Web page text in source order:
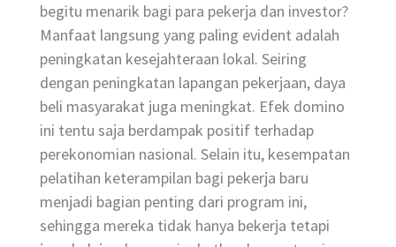
begitu menarik bagi para pekerja dan investor?
Manfaat langsung yang paling evident adalah
peningkatan kesejahteraan lokal. Seiring
dengan peningkatan lapangan pekerjaan, daya
beli masyarakat juga meningkat. Efek domino
ini tentu saja berdampak positif terhadap
perekonomian nasional. Selain itu, kesempatan
pelatihan keterampilan bagi pekerja baru
menjadi bagian penting dari program ini,
sehingga mereka tidak hanya bekerja tetapi